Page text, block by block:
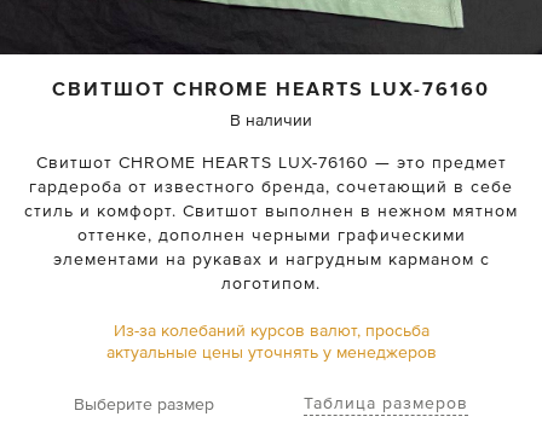
СВИТШОТ CHROME HEARTS LUX-76160
В наличии
Свитшот CHROME HEARTS LUX-76160 — это предмет
гардероба от известного бренда, сочетающий в себе
стиль и комфорт. Свитшот выполнен в нежном мятном
оттенке, дополнен черными графическими
элементами на рукавах и нагрудным карманом с
логотипом.
Из-за колебаний курсов валют, просьба
актуальные цены уточнять у менеджеров
Выберите размер Таблица размеров